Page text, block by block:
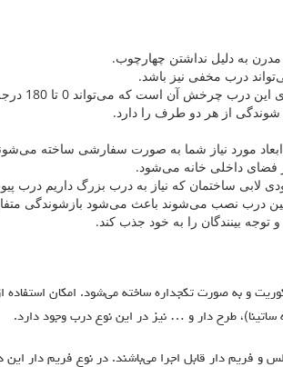
به دلیل نداشتن چهارچوب.
درب مخفی نیز باشد.
چرخش آن است که می‌تواند 0 تا 180 درجه بچرخد.
شوندگی از هر دو طرف را دارد.
ابعاد مورد نیاز شما به صورت سفارشی ساخته
داخلی خانه می‌شود.
لابی ساختمان که نیاز به درب بزرگ داریم درب
پایین درب نصب می‌شوند باعث می‌‌شود بازشوندگی
توجه بینندگان را به خود جذب کند.
و به صورت تکجداره ساخته می‌شود. امکان استفاده
طرح دار و … نیز در این نوع درب وجود دارد.
و فریم دار قابل اجرا می‌باشند. در نوع فریم دار این